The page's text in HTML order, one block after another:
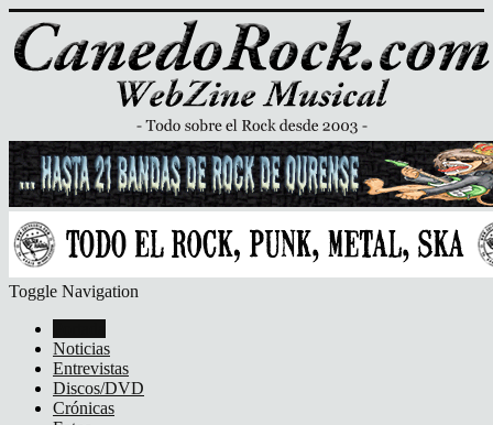
Toggle Navigation
Noticias
Entrevistas
Discos/DVD
Crónicas